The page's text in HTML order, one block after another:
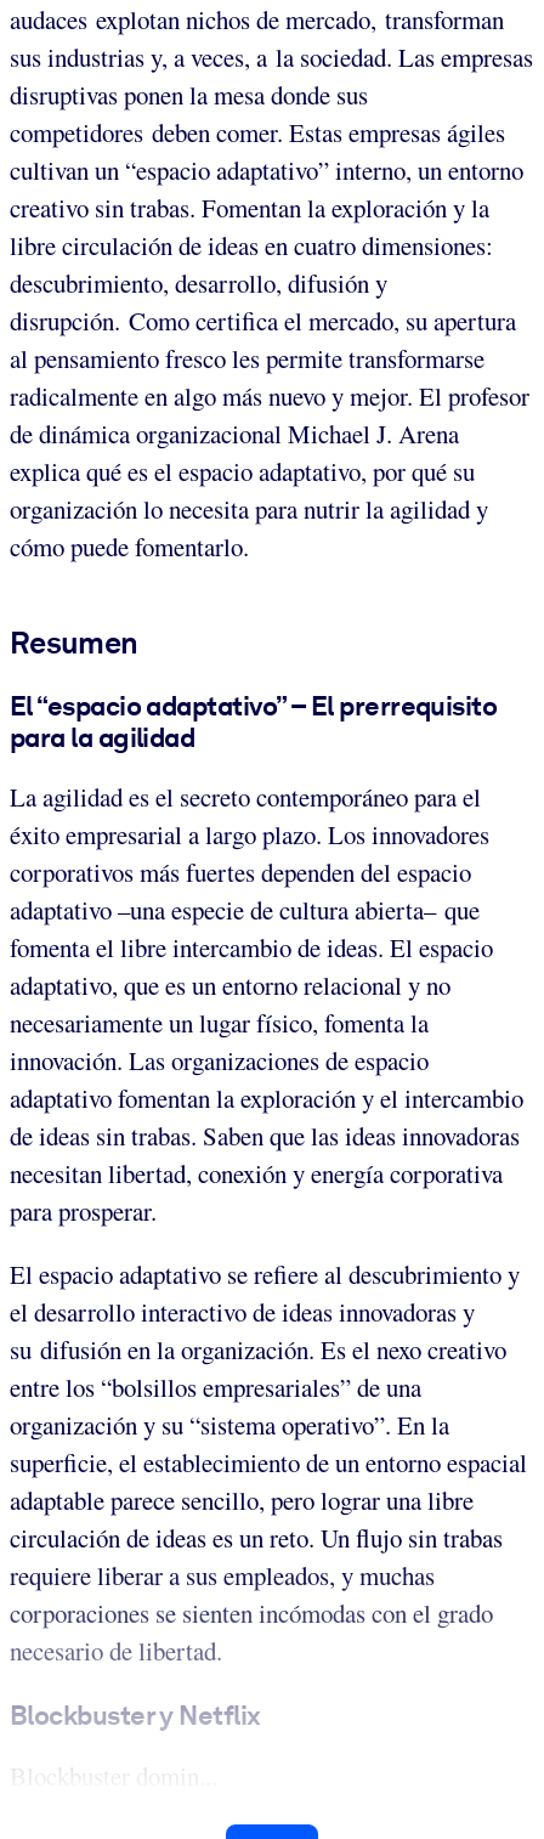
audaces explotan nichos de mercado, transforman
sus industrias y, a veces, a la sociedad. Las empresas
disruptivas ponen la mesa donde sus
competidores deben comer. Estas empresas ágiles
cultivan un “espacio adaptativo” interno, un entorno
creativo sin trabas. Fomentan la exploración y la
libre circulación de ideas en cuatro dimensiones:
descubrimiento, desarrollo, difusión y
disrupción. Como certifica el mercado, su apertura
al pensamiento fresco les permite transformarse
radicalmente en algo más nuevo y mejor. El profesor
de dinámica organizacional Michael J. Arena
explica qué es el espacio adaptativo, por qué su
organización lo necesita para nutrir la agilidad y
cómo puede fomentarlo.
Resumen
El “espacio adaptativo” – El prerrequisito
para la agilidad
La agilidad es el secreto contemporáneo para el
éxito empresarial a largo plazo. Los innovadores
corporativos más fuertes dependen del espacio
adaptativo –una especie de cultura abierta– que
fomenta el libre intercambio de ideas. El espacio
adaptativo, que es un entorno relacional y no
necesariamente un lugar físico, fomenta la
innovación. Las organizaciones de espacio
adaptativo fomentan la exploración y el intercambio
de ideas sin trabas. Saben que las ideas innovadoras
necesitan libertad, conexión y energía corporativa
para prosperar.
El espacio adaptativo se refiere al descubrimiento y
el desarrollo interactivo de ideas innovadoras y
su difusión en la organización. Es el nexo creativo
entre los “bolsillos empresariales” de una
organización y su “sistema operativo”. En la
superficie, el establecimiento de un entorno espacial
adaptable parece sencillo, pero lograr una libre
circulación de ideas es un reto. Un flujo sin trabas
requiere liberar a sus empleados, y muchas
corporaciones se sienten incómodas con el grado
necesario de libertad.
Blockbuster y Netflix
Blockbuster domin...